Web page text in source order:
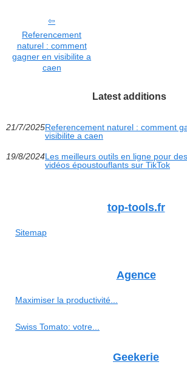
Referencement
naturel : comment
gagner en visibilite a
caen
Latest additions
21/7/2025Referencement naturel : comment
visibilite a caen
19/8/2024Les meilleurs outils en ligne pour
vidéos époustouflants sur TikTok
top-tools.fr
Sitemap
Agence
Maximiser la productivité...
Swiss Tomato: votre...
Geekerie